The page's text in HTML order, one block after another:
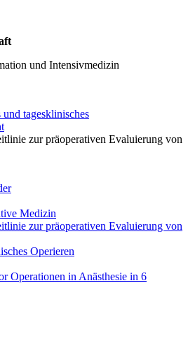
und Intensivmedizin
tagesklinisches
zur präoperativen Evaluierung von
Medizin
zur präoperativen Evaluierung von
Operieren
Operationen in Anästhesie in 6